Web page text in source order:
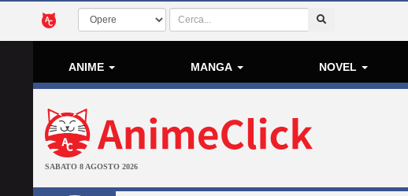
ANIME MANGA NOVEL
SABATO 8 AGOSTO 2026